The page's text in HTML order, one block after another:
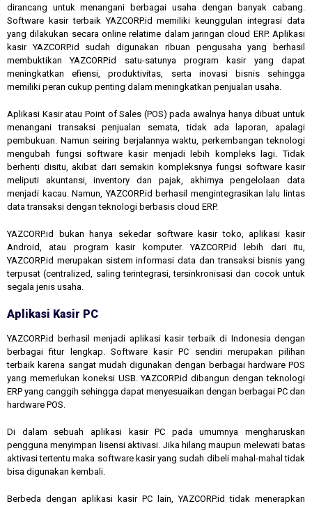
dirancang untuk menangani berbagai usaha dengan banyak cabang.
Software kasir terbaik YAZCORP.id memiliki keunggulan integrasi data
yang dilakukan secara online relatime dalam jaringan cloud ERP. Aplikasi
kasir YAZCORP.id sudah digunakan ribuan pengusaha yang berhasil
membuktikan YAZCORP.id satu-satunya program kasir yang dapat
meningkatkan efiensi, produktivitas, serta inovasi bisnis sehingga
memiliki peran cukup penting dalam meningkatkan penjualan usaha.
Aplikasi Kasir atau Point of Sales (POS) pada awalnya hanya dibuat untuk
menangani transaksi penjualan semata, tidak ada laporan, apalagi
pembukuan. Namun seiring berjalannya waktu, perkembangan teknologi
mengubah fungsi software kasir menjadi lebih kompleks lagi. Tidak
berhenti disitu, akibat dari semakin kompleksnya fungsi software kasir
meliputi akuntansi, inventory dan pajak, akhirnya pengelolaan data
menjadi kacau. Namun, YAZCORP.id berhasil mengintegrasikan lalu lintas
data transaksi dengan teknologi berbasis cloud ERP.
YAZCORP.id bukan hanya sekedar software kasir toko, aplikasi kasir
Android, atau program kasir komputer. YAZCORP.id lebih dari itu,
YAZCORP.id merupakan sistem informasi data dan transaksi bisnis yang
terpusat (centralized, saling terintegrasi, tersinkronisasi dan cocok untuk
segala jenis usaha.
Aplikasi Kasir PC
YAZCORP.id berhasil menjadi aplikasi kasir terbaik di Indonesia dengan
berbagai fitur lengkap. Software kasir PC sendiri merupakan pilihan
terbaik karena sangat mudah digunakan dengan berbagai hardware POS
yang memerlukan koneksi USB. YAZCORP.id dibangun dengan teknologi
ERP yang canggih sehingga dapat menyesuaikan dengan berbagai PC dan
hardware POS.
Di dalam sebuah aplikasi kasir PC pada umumnya mengharuskan
pengguna menyimpan lisensi aktivasi. Jika hilang maupun melewati batas
aktivasi tertentu maka software kasir yang sudah dibeli mahal-mahal tidak
bisa digunakan kembali.
Berbeda dengan aplikasi kasir PC lain, YAZCORP.id tidak menerapkan